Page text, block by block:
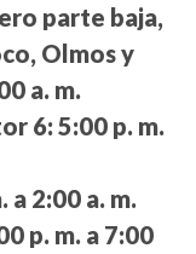
parte baja,
Olmos y
a. m.
6: 5:00 p. m.
a 2:00 a. m.
p. m. a 7:00